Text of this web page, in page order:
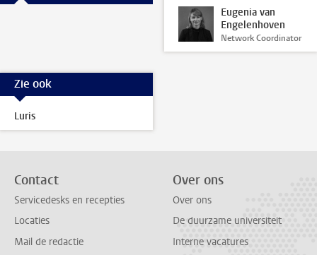
Eugenia van
Engelenhoven
Network Coordinator
Zie ook
Luris
Contact
Servicedesks en recepties
Locaties
Mail de redactie
Over ons
Over ons
De duurzame universiteit
Interne vacatures